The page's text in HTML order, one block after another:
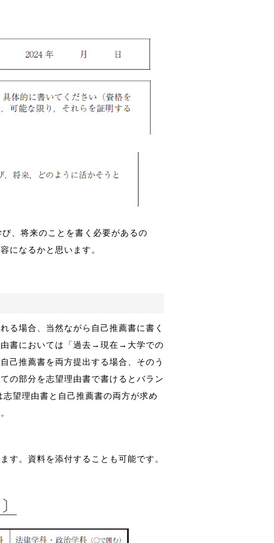
、将来のことを書く必要があるの
になるかと思います。
る場合、当然ながら自己推薦書に書く
由書においては「過去→現在→大学での
己推薦書を両方提出する場合、そのう
の部分を志望理由書で書けるとバラン
望理由書と自己推薦書の両方が求め
す。資料を添付することも可能です。